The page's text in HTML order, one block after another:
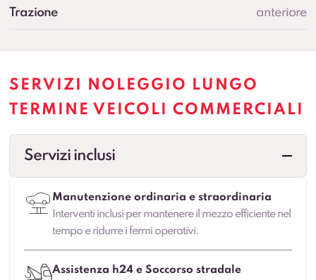
Trazione anteriore
SERVIZI NOLEGGIO LUNGO
TERMINE VEICOLI COMMERCIALI
Servizi inclusi
Manutenzione ordinaria e straordinaria
Interventi inclusi per mantenere il mezzo efficiente nel
tempo e ridurre i fermi operativi.
Assistenza h24 e Soccorso stradale